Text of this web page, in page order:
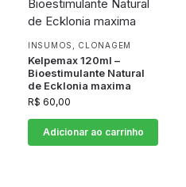
INSUMOS CLONAGEM
Kelpemax 120ml –
Bioestimulante Natural
de Ecklonia maxima
R$ 60,00
Adicionar ao carrinho